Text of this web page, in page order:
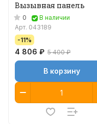
Вызывная панель
0
В наличии
Арт. 043189
-11%
4 806 ₽ 5 400 ₽
В корзину